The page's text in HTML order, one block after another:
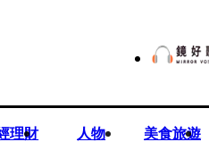
理財 人物 美食旅遊